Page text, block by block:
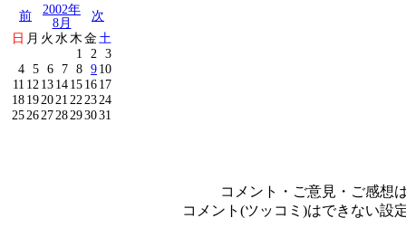
前
2002年
8月
次
日 月 火 水 木金 土
1
2
3
4 5 6 7 8 910
11 12 1314151617
18192021 22 2324
25262728293031
コメント・ご意見・ご感想
コメント(ツッコミ)はできない設